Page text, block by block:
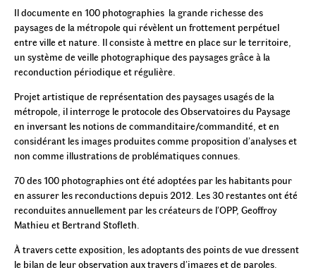
Il documente en 100 photographies la grande richesse des
paysages de la métropole qui révèlent un frottement perpétuel
entre ville et nature. Il consiste à mettre en place sur le territoire,
un système de veille photographique des paysages grâce à la
reconduction périodique et régulière.
Projet artistique de représentation des paysages usagés de la
métropole, il interroge le protocole des Observatoires du Paysage
en inversant les notions de commanditaire/commandité, et en
considérant les images produites comme proposition d’analyses et
non comme illustrations de problématiques connues.
70 des 100 photographies ont été adoptées par les habitants pour
en assurer les reconductions depuis 2012. Les 30 restantes ont été
reconduites annuellement par les créateurs de l’OPP, Geoffroy
Mathieu et Bertrand Stofleth.
À travers cette exposition, les adoptants des points de vue dressent
le bilan de leur observation aux travers d’images et de paroles.